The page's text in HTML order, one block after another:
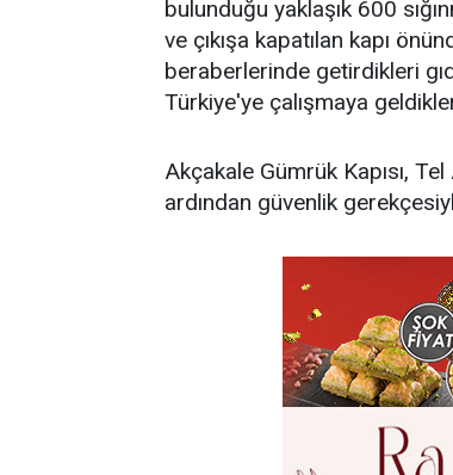
bulunduğu yaklaşık 600
ve çıkışa kapatılan kapı
beraberlerinde getirdikleri
Türkiye'ye çalışmaya
Akçakale Gümrük Kapısı,
ardından güvenlik